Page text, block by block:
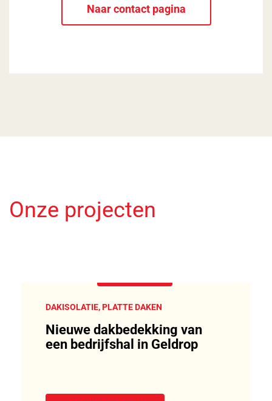
Naar contact pagina
Onze projecten
DAKISOLATIE, PLATTE DAKEN
Nieuwe dakbedekking van
een bedrijfshal in Geldrop